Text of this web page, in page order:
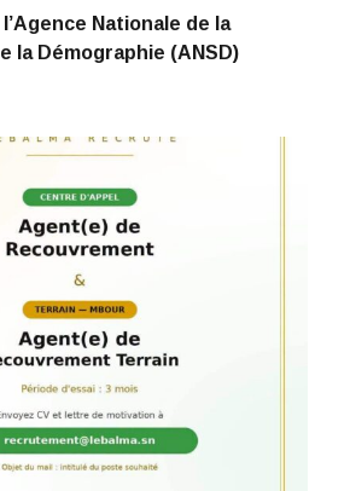
Nationale de la
la Démographie (ANSD)